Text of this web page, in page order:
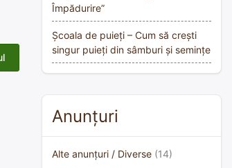
Împădurire”
Școala de puieți – Cum să crești
singur puieți din sâmburi și semințe
Anunțuri
Alte anunțuri / Diverse (14)